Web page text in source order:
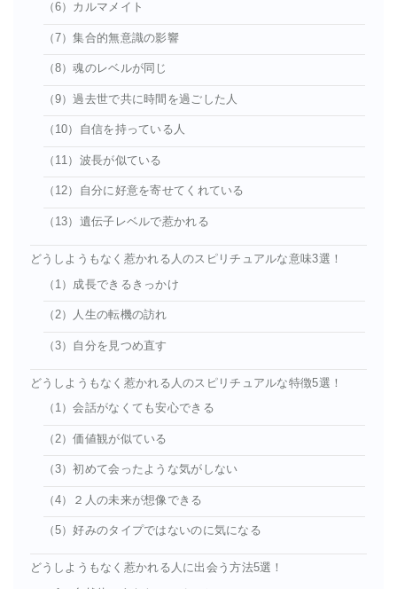
（6）カルマメイト
（7）集合的無意識の影響
（8）魂のレベルが同じ
（9）過去世で共に時間を過ごした人
（10）自信を持っている人
（11）波長が似ている
（12）自分に好意を寄せてくれている
（13）遺伝子レベルで惹かれる
どうしようもなく惹かれる人のスピリチュアルな意味3選！
（1）成長できるきっかけ
（2）人生の転機の訪れ
（3）自分を見つめ直す
どうしようもなく惹かれる人のスピリチュアルな特徴5選！
（1）会話がなくても安心できる
（2）価値観が似ている
（3）初めて会ったような気がしない
（4）２人の未来が想像できる
（5）好みのタイプではないのに気になる
どうしようもなく惹かれる人に出会う方法5選！